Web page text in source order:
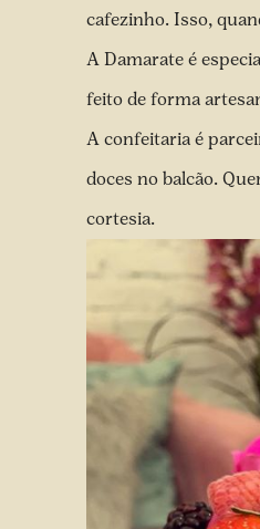
cafezinho. Isso,
A Damarate é
feito de forma
A confeitaria é
doces no balcão.
cortesia.